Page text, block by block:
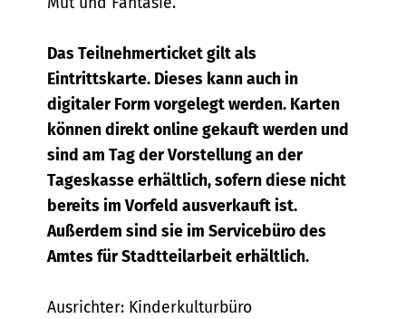
Das Teilnehmerticket gilt als
Eintrittskarte. Dieses kann auch in
digitaler Form vorgelegt werden. Karten
können direkt online gekauft werden und
sind am Tag der Vorstellung an der
Tageskasse erhältlich, sofern diese nicht
bereits im Vorfeld ausverkauft ist.
Außerdem sind sie im Servicebüro des
Amtes für Stadtteilarbeit erhältlich.
Ausrichter: Kinderkulturbüro